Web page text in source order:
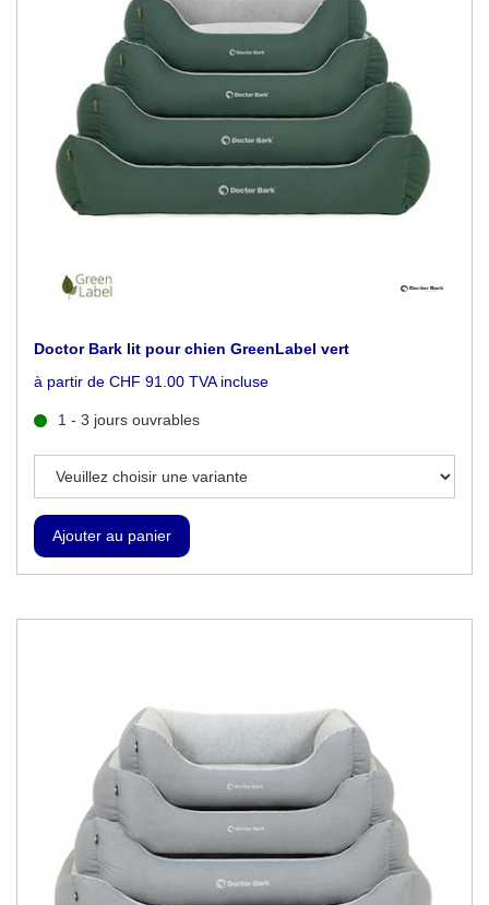
Doctor Bark lit pour chien GreenLabel vert
à partir de CHF 91.00 TVA incluse
1 - 3 jours ouvrables